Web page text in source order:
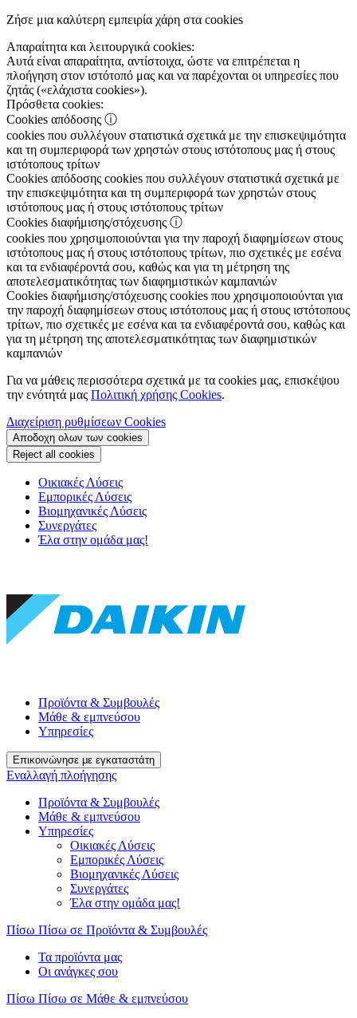
Ζήσε μια καλύτερη εμπειρία χάρη στα cookies
Απαραίτητα και λειτουργικά cookies:
Αυτά είναι απαραίτητα, αντίστοιχα, ώστε να επιτρέπεται η
πλοήγηση στον ιστότοπό μας και να παρέχονται οι υπηρεσίες που
ζητάς («ελάχιστα cookies»).
Πρόσθετα cookies:
Cookies απόδοσης ⓘ
cookies που συλλέγουν στατιστικά σχετικά με την επισκεψιμότητα
και τη συμπεριφορά των χρηστών στους ιστότοπους μας ή στους
ιστότοπους τρίτων
Cookies απόδοσης cookies που συλλέγουν στατιστικά σχετικά με
την επισκεψιμότητα και τη συμπεριφορά των χρηστών στους
ιστότοπους μας ή στους ιστότοπους τρίτων
Cookies διαφήμισης/στόχευσης ⓘ
cookies που χρησιμοποιούνται για την παροχή διαφημίσεων στους
ιστότοπους μας ή στους ιστότοπους τρίτων, πιο σχετικές με εσένα
και τα ενδιαφέροντά σου, καθώς και για τη μέτρηση της
αποτελεσματικότητας των διαφημιστικών καμπανιών
Cookies διαφήμισης/στόχευσης cookies που χρησιμοποιούνται για
την παροχή διαφημίσεων στους ιστότοπους μας ή στους ιστότοπους
τρίτων, πιο σχετικές με εσένα και τα ενδιαφέροντά σου, καθώς και
για τη μέτρηση της αποτελεσματικότητας των διαφημιστικών
καμπανιών
Για να μάθεις περισσότερα σχετικά με τα cookies μας, επισκέψου
την ενότητά μας Πολιτική χρήσης Cookies.
Διαχείριση ρυθμίσεων Cookies
Αποδοχη ολων των cookies
Reject all cookies
Οικιακές Λύσεις
Εμπορικές Λύσεις
Βιομηχανικές Λύσεις
Συνεργάτες
Έλα στην ομάδα μας!
Προϊόντα & Συμβουλές
Μάθε & εμπνεύσου
Υπηρεσίες
Επικοινώνησε με εγκαταστάτη
Εναλλαγή πλοήγησης
Προϊόντα & Συμβουλές
Μάθε & εμπνεύσου
Υπηρεσίες
Οικιακές Λύσεις
Εμπορικές Λύσεις
Βιομηχανικές Λύσεις
Συνεργάτες
Έλα στην ομάδα μας!
Πίσω Πίσω σε Προϊόντα & Συμβουλές
Τα προϊόντα μας
Οι ανάγκες σου
Πίσω Πίσω σε Μάθε & εμπνεύσου